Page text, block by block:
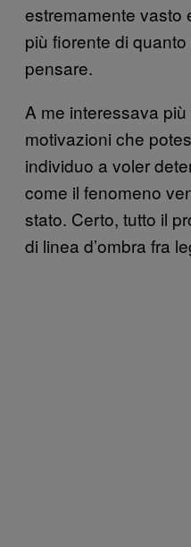
estremamente vasto
più fiorente di
pensare.
A me interessava
motivazioni che
individuo a voler
come il fenomeno
stato. Certo, tutto il
di linea d’ombra fra